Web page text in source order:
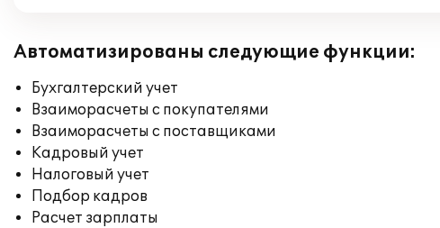
Автоматизированы следующие функции:
Бухгалтерский учет
Взаиморасчеты с покупателями
Взаиморасчеты с поставщиками
Кадровый учет
Налоговый учет
Подбор кадров
Расчет зарплаты